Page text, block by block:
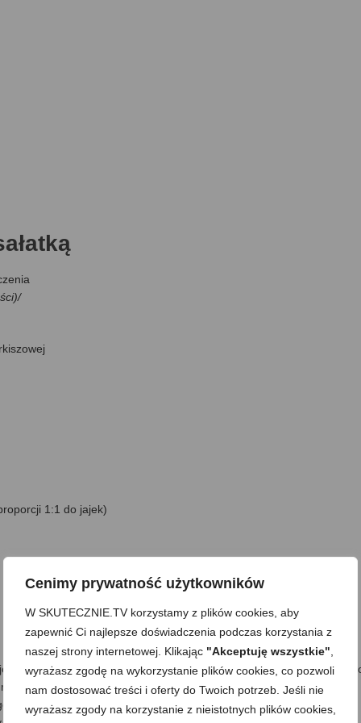
Cenimy prywatność użytkowników
W SKUTECZNIE.TV korzystamy z plików cookies, aby
zapewnić Ci najlepsze doświadczenia podczas korzystania z
naszej strony internetowej. Klikając "Akceptuję wszystkie"
wyrażasz zgodę na wykorzystanie plików cookies, co pozwoli
nam dostosować treści i oferty do Twoich potrzeb. Jeśli nie
wyrażasz zgody na korzystanie z nieistotnych plików cookies,
1:1 do jajek)
mleko oraz sól i mieszam, aż całość się zagotuje, a masło roztopi.
–od razu dość energicznie tak, żeby wszystko dobrze się
garnka. Trwa to mniej więcej 1-2 minuty –po prostu cały czas